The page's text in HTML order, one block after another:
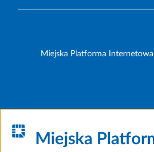
Miejska Platforma
Miejska